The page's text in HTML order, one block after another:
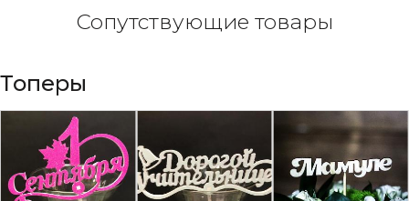
Сопутствующие товары
Топеры